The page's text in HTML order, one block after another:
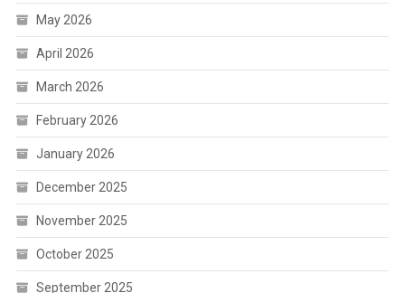
May 2026
April 2026
March 2026
February 2026
January 2026
December 2025
November 2025
October 2025
September 2025